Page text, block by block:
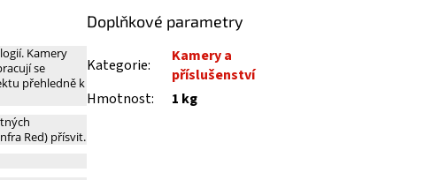
Kamery
se
přehledně k
Red) přísvit.
Doplňkové parametry
Kategorie:
Kamery a
příslušenství
Hmotnost: 1 kg